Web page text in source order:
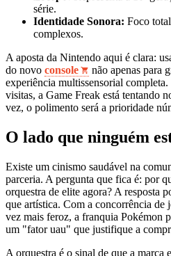
série.
Identidade Sonora: Foco
complexos.
A aposta da Nintendo aqui é clara:
do novo console
não apenas para
experiência multissensorial
visitas, a Game Freak está tentando
vez, o polimento será a prioridade
O lado que ninguém
Existe um cinismo saudável na
parceria. A pergunta que fica é: por
orquestra de elite agora? A resposta
que artística. Com a concorrência de
vez mais feroz, a franquia Pokémon
um "fator uau" que justifique a
A orquestra é o sinal de que a marca